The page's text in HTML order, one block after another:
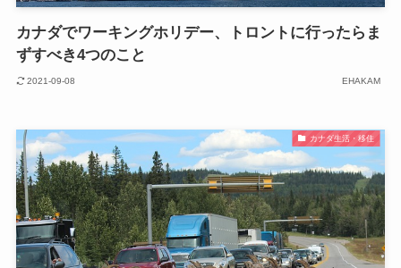
カナダでワーキングホリデー、トロントに行ったらま
ずすべき4つのこと
2021-09-08 EHAKAM
カナダ生活・移住